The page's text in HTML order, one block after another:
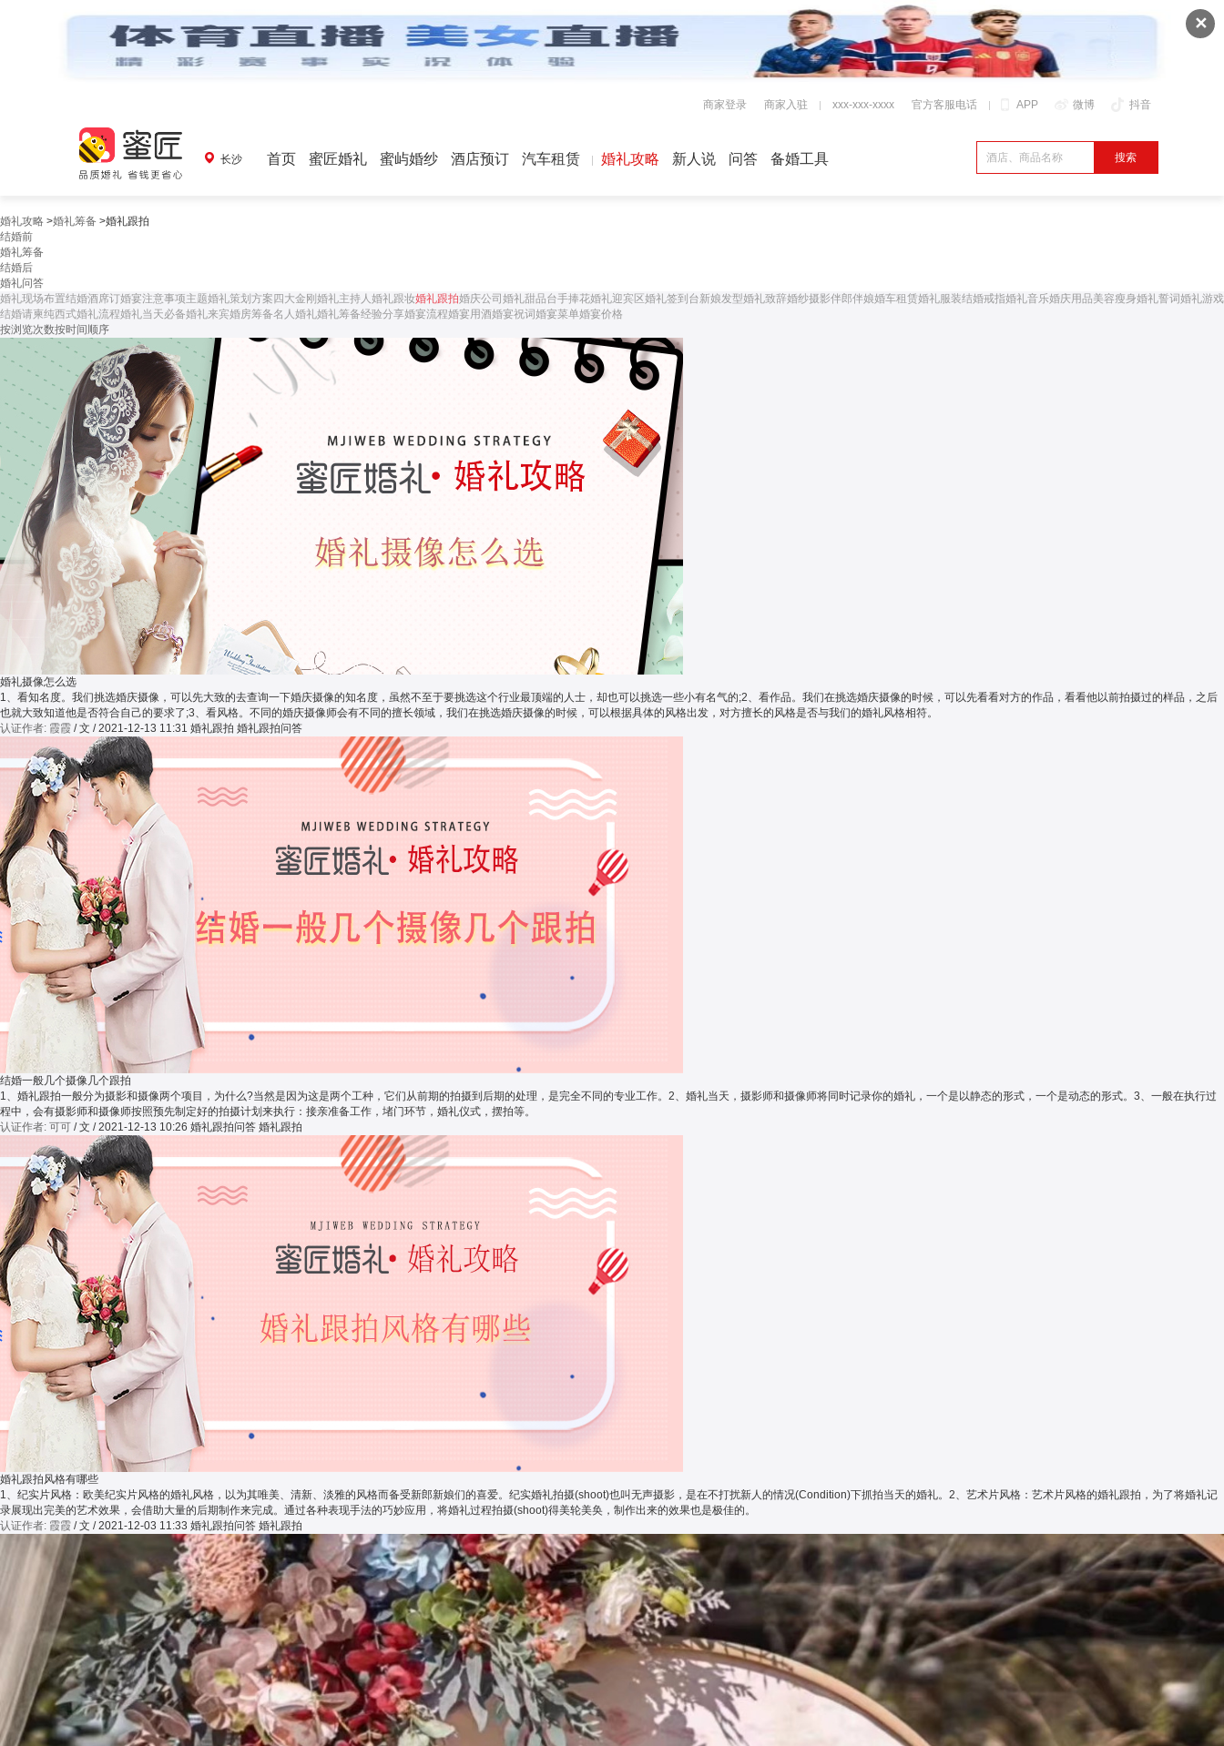
✕
APP 微博 抖音
商家登录 商家入驻 xxx-xxx-xxxx 官方客服电话
长沙 首页 蜜匠婚礼 蜜屿婚纱 酒店预订 汽车租赁 婚礼攻略 新人说 问答 备婚工具
婚礼攻略 >婚礼筹备 >婚礼跟拍
结婚前
婚礼筹备
结婚后
婚礼问答
婚礼现场布置结婚酒席订婚宴注意事项主题婚礼策划方案 四大金刚 婚礼主持人婚礼跟妆婚礼跟拍婚庆公司 婚礼甜品台手捧花婚礼迎宾区婚礼签到台新娘发型婚礼致辞婚纱摄影伴郎伴娘婚车租赁婚礼服装结婚戒指婚礼音乐婚庆用品美容瘦身婚礼誓词婚礼游戏
结婚请柬纯西式婚礼流程婚礼当天必备婚礼来宾婚房筹备名人婚礼婚礼筹备经验分享婚宴流程婚宴用酒婚宴祝词婚宴菜单婚宴价格
按浏览次数按时间顺序
婚礼摄像怎么选
1、看知名度。我们挑选婚庆摄像，可以先大致的去查询一下婚庆摄像的知名度，虽然不至于要挑选这个行业最顶端的人士，却也可以挑选一些小有名气的;2、看作品。我们在挑选婚庆摄像的时候，可以先看看对方的作品，看看他以前拍摄过的样品，之后
也就大致知道他是否符合自己的要求了;3、看风格。不同的婚庆摄像师会有不同的擅长领域，我们在挑选婚庆摄像的时候，可以根据具体的风格出发，对方擅长的风格是否与我们的婚礼风格相符。
认证作者: 霞霞 / 文 / 2021-12-13 11:31 婚礼跟拍 婚礼跟拍问答
结婚一般几个摄像几个跟拍
1、婚礼跟拍一般分为摄影和摄像两个项目，为什么?当然是因为这是两个工种，它们从前期的拍摄到后期的处理，是完全不同的专业工作。2、婚礼当天，摄影师和摄像师将同时记录你的婚礼，一个是以静态的形式，一个是动态的形式。3、一般在执行过
程中，会有摄影师和摄像师按照预先制定好的拍摄计划来执行：接亲准备工作，堵门环节，婚礼仪式，摆拍等。
认证作者: 可可 / 文 / 2021-12-13 10:26 婚礼跟拍问答 婚礼跟拍
婚礼跟拍风格有哪些
1、纪实片风格：欧美纪实片风格的婚礼风格，以为其唯美、清新、淡雅的风格而备受新郎新娘们的喜爱。纪实婚礼拍摄(shoot)也叫无声摄影，是在不打扰新人的情况(Condition)下抓拍当天的婚礼。2、艺术片风格：艺术片风格的婚礼跟拍，为了将婚礼记
录展现出完美的艺术效果，会借助大量的后期制作来完成。通过各种表现手法的巧妙应用，将婚礼过程拍摄(shoot)得美轮美奂，制作出来的效果也是极佳的。
认证作者: 霞霞 / 文 / 2021-12-03 11:33 婚礼跟拍问答 婚礼跟拍